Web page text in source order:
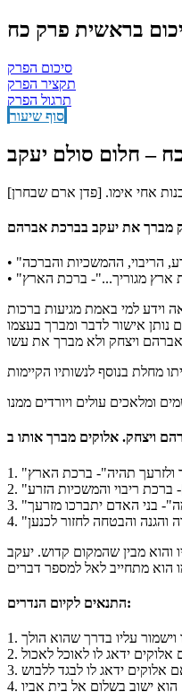
בראשית פרק כח
סיכום הפרק
תקציר הפרק
תרגול הפרק
סוף שיעור
– חלום סולם יעקב
אחי אימו. [פדן ארם שבחרן]
ארץ מגוריך..."- ברכת הארץ
וידע למי באמת מגיעות ברכות
אישור לדבר ומברך בעצמו
ולזרעך תהיה"- ברכת הארץ
בני האדם יתברכו מזרעך
והוא מבין שהמקום קדוש. יעקב
התנאים לקיום הנדרים:
וישמור עליו בדרך שהוא הולך
אלוקים ידאג לו לאוכל לאכול
אם אלוקים ידאג לו לבגד ללבוש
4. הוא ישוב בשלום אל בית אביו